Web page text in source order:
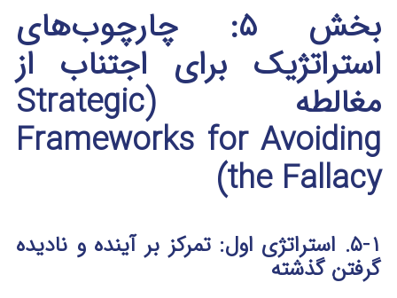
بخش ۵: چارچوب‌های
استراتژیک برای اجتناب از
مغالطه (Strategic
Frameworks for Avoiding
the Fallacy)
۵-۱. استراتژی اول: تمرکز بر آینده و نادیده
گرفتن گذشته